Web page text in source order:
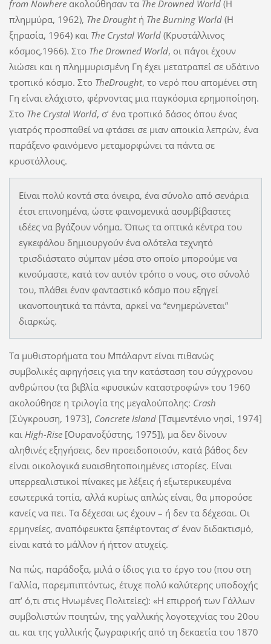
from Nowhereακολούθησαν τα The Drowned World (Η
πλημμύρα, 1962), The Droughtή TheBurning World(Η
ξηρασία, 1964) και The Crystal World (Κρυστάλλινος
κόσμος,1966). Στo The Drowned World, οι πάγοι έχουν
λιώσει και η πλημμυρισμένη Γη έχει μετατραπεί σε υδάτινο
τροπικό κόσμο. Στo TheDrought, το νερό που απομένει στη
Γη είναι ελάχιστο, φέρνοντας μια παγκόσμια ερημοποίηση.
Στο The Crystal World, σ’ ένα τροπικό δάσος όπου ένας
γιατρός προσπαθεί να φτάσει σε μιαν αποικία λεπρών, ένα
παράξενο φαινόμενο μεταμορφώνει τα πάντα σε
κρυστάλλους.
Είναι πολύ κοντά στα όνειρα, ένα σύνολο από σενάρια
έτσι επινοημένα, ώστε φαινομενικά ασυμβίβαστες
ιδέες να βγάζουν νόημα. Όπως τα οπτικά κέντρα του
εγκεφάλου δημιουργούν ένα ολότελα τεχνητό
τρισδιάστατο σύμπαν μέσα στο οποίο μπορούμε να
κινούμαστε, κατά τον αυτόν τρόπο ο νους, στο σύνολό
του, πλάθει έναν φανταστικό κόσμο που εξηγεί
ικανοποιητικά τα πάντα, αρκεί να “ενημερώνεται”
διαρκώς.
Τα μυθιστορήματα του Μπάλαρντ είναι πιθανώς
συμβολικές αφηγήσεις για την κατάσταση του σύγχρονου
ανθρώπου (τα βιβλία «φυσικών καταστροφών» του 1960
ακολούθησε η τριλογία της μεγαλούπολης: Crash
[Σύγκρουση, 1973], Concrete Island[Τσιμεντένιο νησί, 1974]
και High-Rise[Ουρανοξύστης, 1975]), μα δεν δίνουν
αληθινές εξηγήσεις, δεν προειδοποιούν, κατά βάθος δεν
είναι οικολογικά ευαισθητοποιημένες ιστορίες. Είναι
υπερρεαλιστικοί πίνακες με λέξεις ή εξωτερικευμένα
εσωτερικά τοπία, αλλά κυρίως απλώς είναι, θα μπορούσε
κανείς να πει. Τα δέχεσαι ως έχουν – ή δεν τα δέχεσαι. Οι
ερμηνείες, αναπόφευκτα ξεπέφτοντας σ’ έναν διδακτισμό,
είναι κατά το μάλλον ή ήττον ατυχείς.
Να πώς, παράδοξα, μιλά ο ίδιος για το έργο του (που στη
Γαλλία, παρεμπιπτόντως, έτυχε πολύ καλύτερης υποδοχής
απ’ ό,τι στις Ηνωμένες Πολιτείες): «Η επιρροή των Γάλλων
συμβολιστών ποιητών, της γαλλικής λογοτεχνίας του 20ου
αι. και της γαλλικής ζωγραφικής από τη δεκαετία του 1870